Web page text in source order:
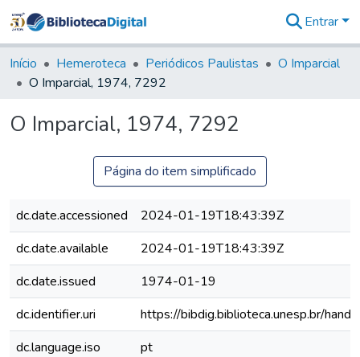
&
Coleções
Tudo na
Digital
Entrar
Início Hemeroteca Periódicos Paulistas
O Imparcial
O Imparcial, 1974, 7292
O Imparcial, 1974, 7292
Página do item simplificado
dc.date.accessioned
2024-01-19T18:43:39Z
dc.date.available
2024-01-19T18:43:39Z
dc.date.issued
1974-01-19
dc.identifier.uri
https://bibdig.biblioteca.unesp.br/
dc.language.iso
pt